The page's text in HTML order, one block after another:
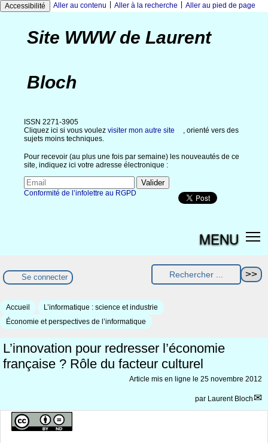
Accessibilité Aller au contenu Aller à la recherche Aller au pied de page
Site WWW de Laurent
Bloch
ISSN 2271-3905
Cliquez ici si vous voulez visiter mon autre site
, orienté vers des
sujets moins techniques.
Pour recevoir (au plus une fois par semaine) les nouveautés de ce
site, indiquez ici votre adresse électronique :
Conformité de l’infolettre au RGPD
MENU
Se connecter
Accueil
L’informatique : science et industrie
Économie et perspectives de l’informatique
L’innovation pour redresser l’économie
française ? Rôle du facteur culturel
Article mis en ligne le 25 novembre 2012
par Laurent Bloch